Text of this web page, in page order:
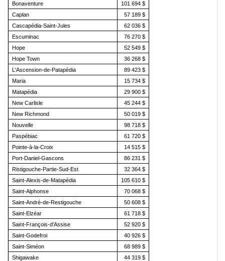
Bonaventure
101 694 $
Caplan
57 189 $
Cascapédia-Saint-Jules
62 036 $
Escuminac
76 270 $
Hope
52 549 $
Hope Town
36 268 $
L'Ascension-de-Patapédia
89 423 $
Maria
15 734 $
Matapédia
29 900 $
New Carlisle
45 244 $
New Richmond
50 019 $
Nouvelle
98 718 $
Paspébiac
61 720 $
Pointe-à-la-Croix
14 515 $
Port-Daniel-Gascons
86 231 $
Ristigouche-Partie-Sud-Est
32 364 $
Saint-Alexis-de-Matapédia
105 610 $
Saint-Alphonse
70 068 $
Saint-André-de-Restigouche
50 608 $
Saint-Elzéar
61 718 $
Saint-François-d'Assise
52 920 $
Saint-Godefroi
40 926 $
Saint-Siméon
68 989 $
Shigawake
44 319 $